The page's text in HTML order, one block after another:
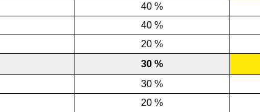
40 %
40 %
20 %
30 %
30 %
20 %